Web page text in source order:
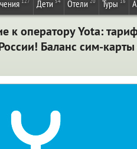
Дети Отели Туры
к оператору Yota:
Баланс сим-